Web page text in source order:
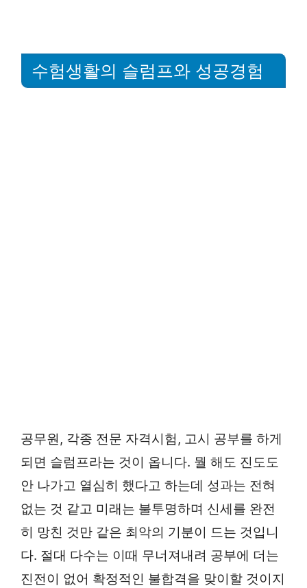
수험생활의 슬럼프와 성공경험
공무원, 각종 전문 자격시험, 고시 공부를 하게
되면 슬럼프라는 것이 옵니다. 뭘 해도 진도도
안 나가고 열심히 했다고 하는데 성과는 전혀
없는 것 같고 미래는 불투명하며 신세를 완전
히 망친 것만 같은 최악의 기분이 드는 것입니
다. 절대 다수는 이때 무너져내려 공부에 더는
진전이 없어 확정적인 불합격을 맞이할 것이지